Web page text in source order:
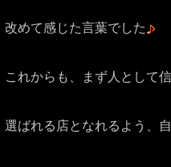
改めて感じた言葉でした
これからも、まず人として
選ばれる店となれるよう、